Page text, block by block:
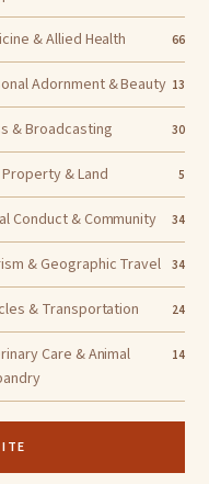
& Allied Health 66
Adornment & Beauty 13
& Broadcasting 30
Property & Land 5
Conduct & Community 34
& Geographic Travel 34
& Transportation 24
Care & Animal
14